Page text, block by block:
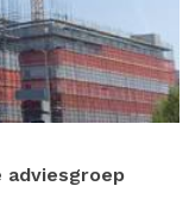
adviesgroep